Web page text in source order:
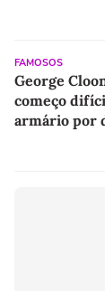
FAMOSOS
George
começo
armário por